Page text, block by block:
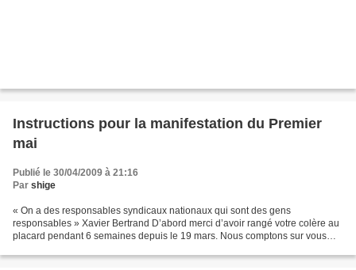
Instructions pour la manifestation du Premier
mai
Publié le 30/04/2009 à 21:16
Par shige
« On a des responsables syndicaux nationaux qui sont des gens
responsables » Xavier Bertrand D’abord merci d’avoir rangé votre colère au
placard pendant 6 semaines depuis le 19 mars. Nous comptons sur vous